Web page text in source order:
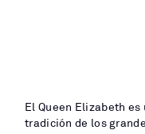
El Queen Elizabeth
tradición de los